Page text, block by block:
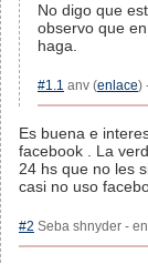
No digo que
observo que
haga.
#1.1 anv (enlace)
Es buena e
facebook . La
24 hs que no les
casi no uso
#2 Seba shnyder -